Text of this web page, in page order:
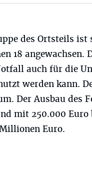
des Ortsteils
18 angewachsen.
auch für die
werden kann.
Der Ausbau des
mit 250.000 Euro
Euro.